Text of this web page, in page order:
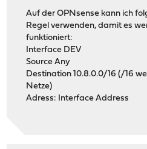
Auf der OPNsense kann ich
Regel verwenden, damit es
funktioniert:
Interface DEV
Source Any
Destination 10.8.0.0/16 (/16
Netze)
Adress: Interface Address